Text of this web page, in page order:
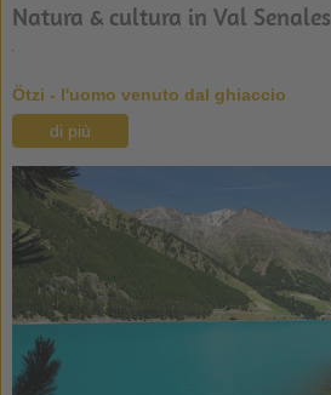
Natura & cultura in Val Senales
Ötzi - l'uomo venuto dal ghiaccio
di più